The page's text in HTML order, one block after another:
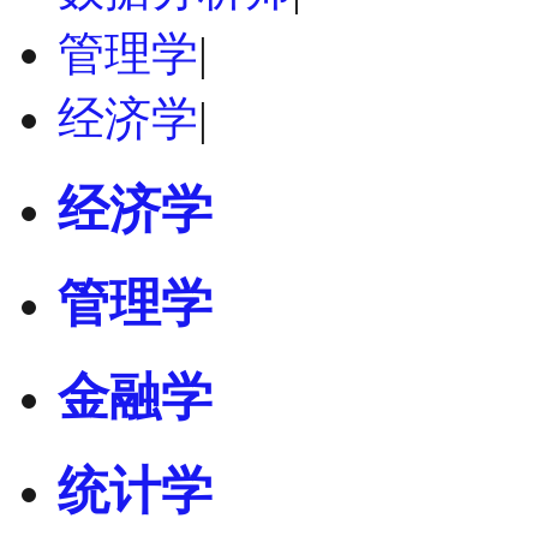
管理学|
经济学|
经济学
管理学
金融学
统计学